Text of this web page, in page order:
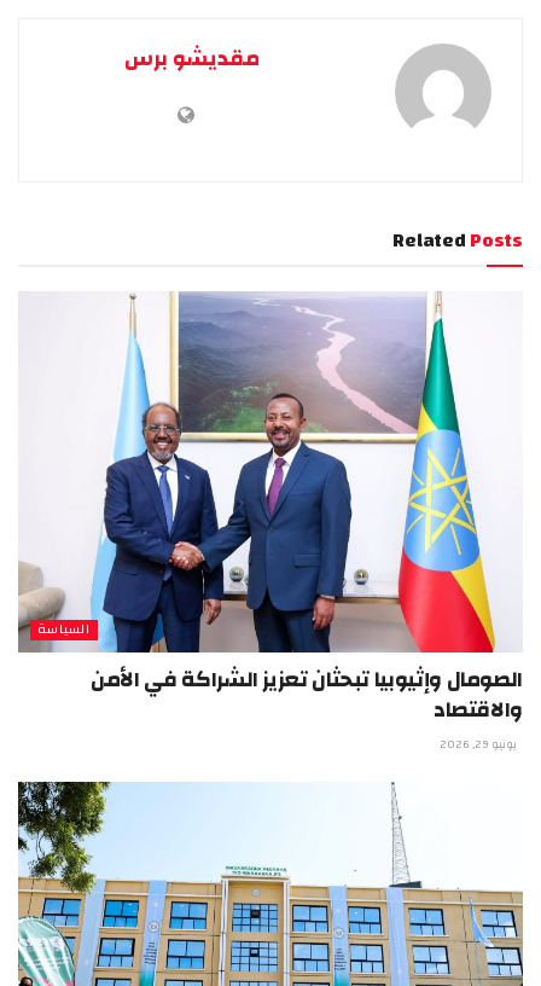
مقديشو برس
RelatedPosts
السياسة
الصومال وإثيوبيا تبحثان تعزيز الشراكة في الأمن
والاقتصاد
يونيو 29, 2026